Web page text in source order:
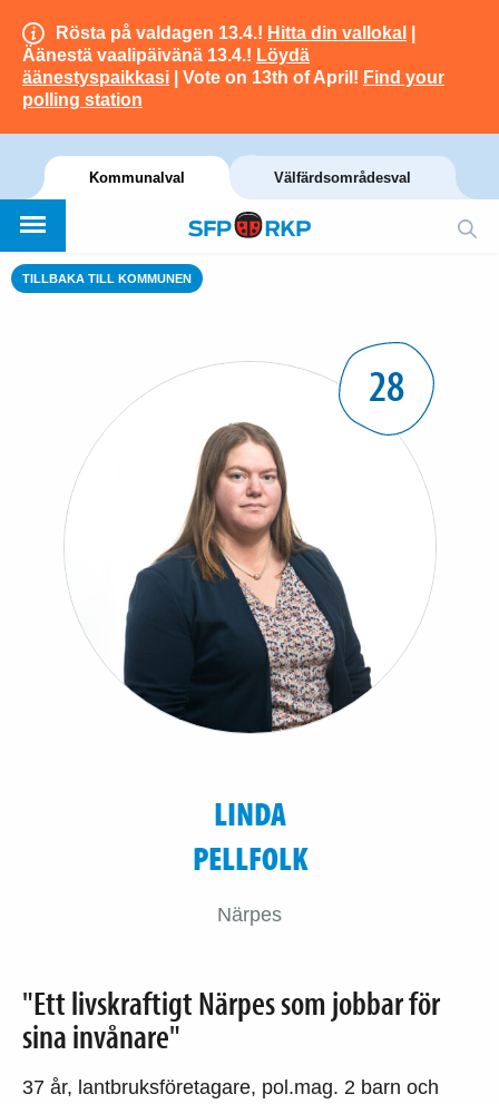
Rösta på valdagen 13.4.! Hitta din vallokal
Äänestä vaalipäivänä 13.4.! Löydä
äänestyspaikkasi | Vote on 13th of April! Find your
polling station
Kommunalval Välfärdsområdesval
TILLBAKA TILL KOMMUNEN
28
LINDA
PELLFOLK
Närpes
"Ett livskraftigt Närpes som jobbar för
sina invånare"
37 år, lantbruksföretagare, pol.mag. 2 barn och